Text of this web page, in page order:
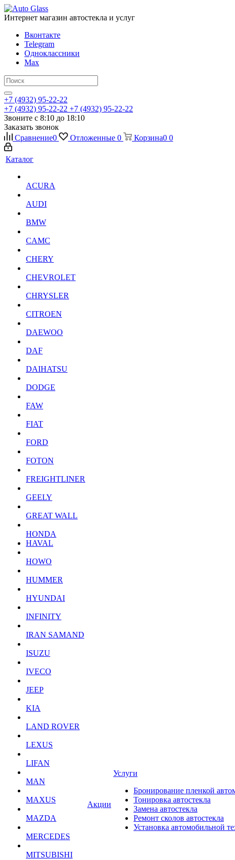
Интернет магазин автостекла и услуг
Вконтакте
Telegram
Одноклассники
Max
+7 (4932) 95-22-22
+7 (4932) 95-22-22 +7 (4932) 95-22-22
Звоните с 8:10 до 18:10
Заказать звонок
Сравнение0 Отложенные 0 Корзина0 0
Каталог
ACURA
AUDI
BMW
CAMC
CHERY
CHEVROLET
CHRYSLER
CITROEN
DAEWOO
DAF
DAIHATSU
DODGE
FAW
FIAT
FORD
FOTON
FREIGHTLINER
GEELY
GREAT WALL
HONDA
HAVAL
HOWO
HUMMER
HYUNDAI
INFINITY
IRAN SAMAND
ISUZU
IVECO
JEEP
KIA
LAND ROVER
LEXUS
LIFAN
MAN
MAXUS
MAZDA
MERCEDES
MITSUBISHI
Акции
Услуги
Бронирование пленкой
Тонировка автостекла
Замена автостекла
Ремонт сколов автостекла
Установка автомобильной